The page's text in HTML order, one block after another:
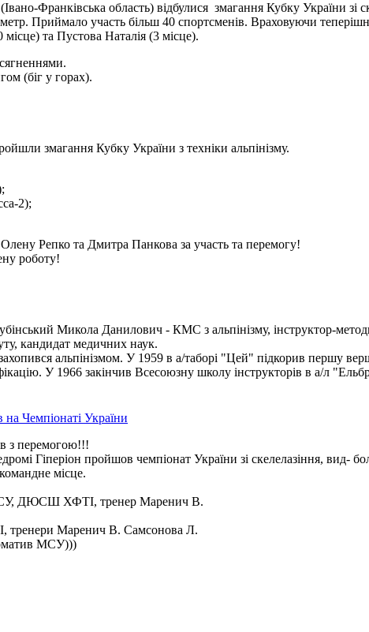
Франківська область) відбулися змагання Кубку України зі
Приймало участь більш 40 спортсменів. Враховуючи
та Пустова Наталія (3 місце).
(біг у горах).
змагання Кубку України з техніки альпінізму.
2);
Репко та Дмитра Панкова за участь та перемогу!
роботу!
Микола Данилович - КМС з альпінізму, інструктор-
кандидат медичних наук.
захопився альпінізмом. У 1959 в а/таборі "Цей" підкорив
У 1966 закінчив Всесоюзну школу інструкторів в а/л
на Чемпіонаті України
з перемогою!!!
Гіперіон пройшов чемпіонат України зі скелелазіння, вид-
місце.
ДЮСШ ХФТІ, тренер Маренич В.
Маренич В. Самсонова Л.
МСУ)))